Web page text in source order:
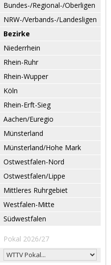
Bundes-/Regional-/Oberligen
NRW-/Verbands-/Landesligen
Bezirke
Niederrhein
Rhein-Ruhr
Rhein-Wupper
Köln
Rhein-Erft-Sieg
Aachen/Euregio
Münsterland
Münsterland/Hohe Mark
Ostwestfalen-Nord
Ostwestfalen/Lippe
Mittleres Ruhrgebiet
Westfalen-Mitte
Südwestfalen
Pokal 2026/27